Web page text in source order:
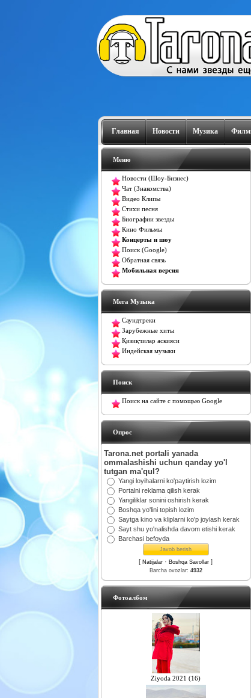
Главная Новости Музика
Меню
Новости (Шоу-Бизнес)
Чат (Знакомства)
Видео Клипы
Стихи песня
Биографии звезды
Кино Фильмы
Концерты и шоу
Поиск (Google)
Обратная связь
Мобильная версия
Мега Музыка
Саундтреки
Зарубежные хиты
Қизиқчилар аскияси
Индейская музыки
Поиск
Поиск на сайте с помощью Google
Oпрос
Tarona.net portali yanada
ommalashishi uchun qanday yo'l
tutgan ma'qul?
Yangi loyihalarni ko'paytirish lozim
Portalni reklama qilish kerak
Yangiliklar sonini oshirish kerak
Boshqa yo'lini topish lozim
Saytga kino va kliplarni ko'p joylash kerak
Sayt shu yo'nalishda davom etishi kerak
Barchasi befoyda
[ Natijalar · Boshqa Savollar ]
Barcha ovozlar: 4932
Фотоалбом
Ziyoda 2021 (16)